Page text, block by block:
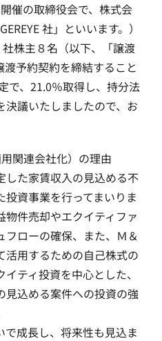
催の取締役会で、株式会
社」といいます。）
社株主８名（以下、「譲渡
予約契約を締結すること
で、21.0％取得し、持分法
議いたしましたので、お
関連会社化）の理由
した家賃収入の見込める不
資事業を行ってまいりま
物件売却やエクイティファ
ローの確保、また、Ｍ＆
活用するための自己株式の
ティ投資を中心とした、
見込める案件への投資の強
で成長し、将来性も見込ま